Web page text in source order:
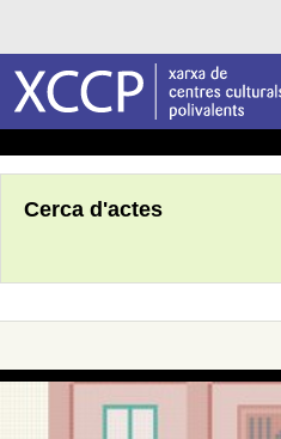
Cerca d'actes